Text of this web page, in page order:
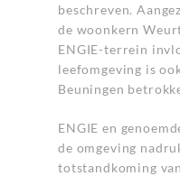
beschreven.
de woonkern
ENGIE-terrein
leefomgeving is
Beuningen
ENGIE en
de omgeving
totstandkoming